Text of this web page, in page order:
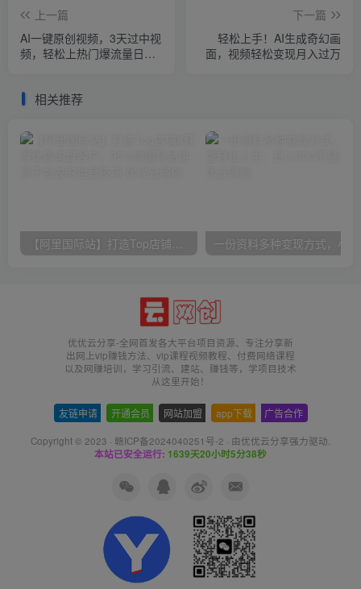
上一篇
AI一键原创视频，3天过中视
频，轻松上热门爆流量日入
下一篇
轻松上手！AI生成奇幻画
面，视频轻松变现月入过万
相关推荐
优优云分享-全网首发各大平台项目资源、专注分享新
出网上vip赚钱方法、vip课程视频教程、付费网络课程
以及网赚培训，学习引流、建站、赚钱等，学项目技术
从这里开始！
友链申请 开通会员 网站加盟 app下载 广告合作
Copyright © 2023 · 赣ICP备2024040251号-2 · 由优优云分享强力驱动.
本站已安全运行: 1639天20小时5分38秒